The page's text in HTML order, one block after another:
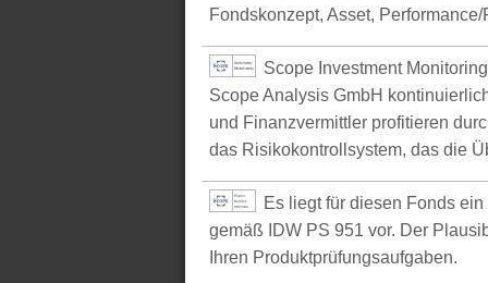
Fondskonzept, Asset,
Scope Investment
Scope Analysis GmbH
und Finanzvermittler profitieren
das Risikokontrollsystem, das die
Es liegt für diesen Fonds
gemäß IDW PS 951 vor. Der
Ihren Produktprüfungsaufgaben.